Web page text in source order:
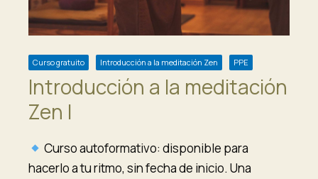
Curso gratuito Introducción a la meditación Zen PPE
Introducción a la meditación
Zen I
Curso autoformativo: disponible para
hacerlo a tu ritmo, sin fecha de inicio. Una